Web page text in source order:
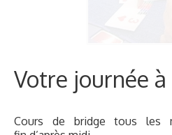
Une excursion « bridgeurs
proposée le mardi 2 janvier le